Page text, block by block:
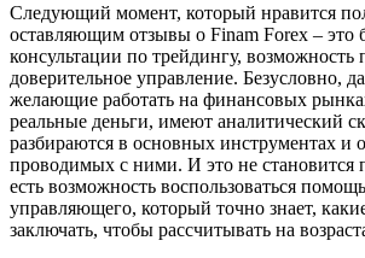
Следующий момент, который нравится
оставляющим отзывы о Finam Forex – это
консультации по трейдингу, возможность
доверительное управление. Безусловно,
желающие работать на финансовых
реальные деньги, имеют аналитический
разбираются в основных инструментах и
проводимых с ними. И это не становится
есть возможность воспользоваться
управляющего, который точно знает,
заключать, чтобы рассчитывать на